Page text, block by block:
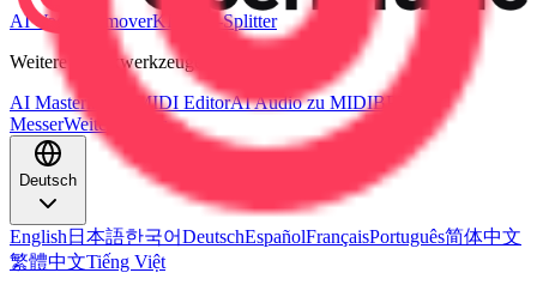
AI Vocal RemoverKI-Stem-Splitter
Weitere Musikwerkzeuge
AI Mastering
AI MIDI EditorAI Audio zu MIDIBPM
MesserWeitere Tools
Deutsch
English 日本語한국어DeutschEspañolFrançaisPortuguês简体中文
繁體中文Tiếng Việt